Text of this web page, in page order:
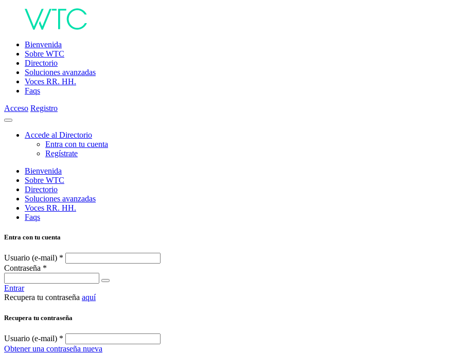
Bienvenida
Sobre WTC
Directorio
Soluciones avanzadas
Voces RR. HH.
Faqs
Acceso Registro
Accede al Directorio
Entra con tu cuenta
Regístrate
Bienvenida
Sobre WTC
Directorio
Soluciones avanzadas
Voces RR. HH.
Faqs
Entra con tu cuenta
Usuario (e-mail) *
Contraseña *
Entrar
Recupera tu contraseña aquí
Recupera tu contraseña
Usuario (e-mail) *
Obtener una contraseña nueva